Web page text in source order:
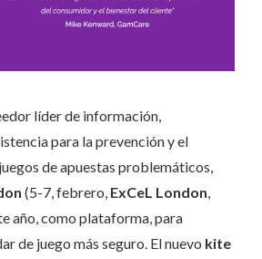
líder de información,
para la prevención y el
de apuestas problemáticos,
(5-7, febrero, ExCeL London,
año, como plataforma, para
de juego más seguro. El nuevo kite